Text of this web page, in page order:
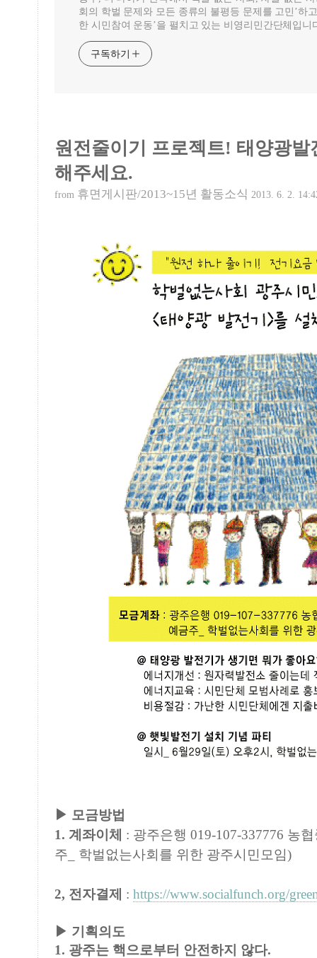
회의 학벌 문제와 모든 종류의 불평등 문제를 고민’하
한 시민참여 운동’을 펼치고 있는 비영리민간단체입니
구독하기
원전줄이기 프로젝트! 태양광
해주세요.
from 휴면게시판/2013~15년 활동소식 2013. 6. 2.
▶ 모금방법
1. 계좌이체
: 광주은행 019-107-337776 농
주_ 학벌없는사회를 위한 광주시민모임)
2, 전자결제 : https://www.socialfunch.org/
▶ 기획의도
1. 광주는 핵으로부터 안전하지 않다.